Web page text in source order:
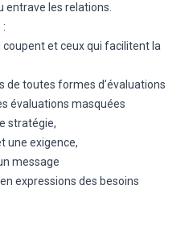
entrave les relations.
et ceux qui facilitent la
de toutes formes d’évaluations
évaluations masquées
stratégie,
une exigence,
message
expressions des besoins